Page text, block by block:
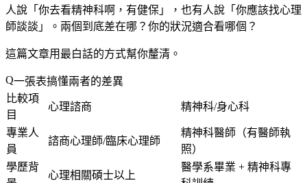
人說「你去看精神科啊，有健保」，也有人說「你應該找心理
師談談」。兩個到底差在哪？你的狀況適合看哪個？
這篇文章用最白話的方式幫你釐清。
一張表搞懂兩者的差異
比較項
目
心理諮商 精神科/身心科
專業人
員
諮商心理師/臨床心理師
精神科醫師（有醫師執
照）
學歷背
心理相關碩士以上
醫學系畢業 + 精神科專